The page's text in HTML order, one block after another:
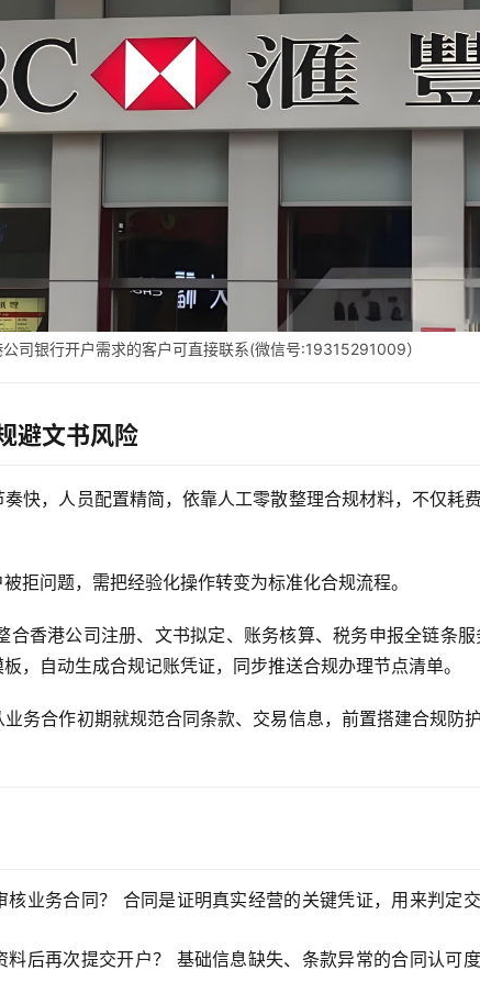
司银行开户需求的客户可直接联系(微信号:19315291009）
避文书风险
快，人员配置精简，依靠人工零散整理合规材料，不仅耗
拒问题，需把经验化操作转变为标准化合规流程。
合香港公司注册、文书拟定、账务核算、税务申报全链条
，自动生成合规记账凭证，同步推送合规办理节点清单。
务合作初期就规范合同条款、交易信息，前置搭建合规防
业务合同？
合同是证明真实经营的关键凭证，用来判定
后再次提交开户？
基础信息缺失、条款异常的合同认可